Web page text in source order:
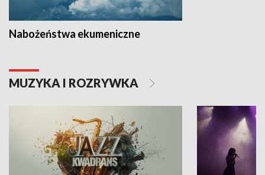
Nabożeństwa ekumeniczne
MUZYKA I ROZRYWKA